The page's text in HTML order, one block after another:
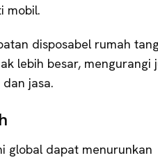
mobil.
disposabel rumah
lebih besar, mengurangi
jasa.
global dapat menurunkan